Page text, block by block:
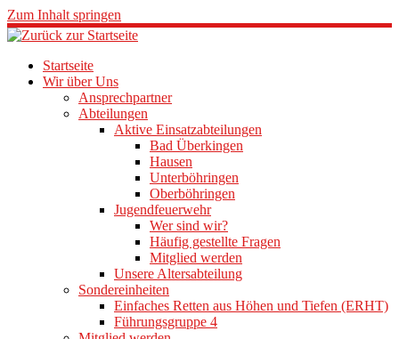
Zum Inhalt springen
Startseite
Wir über Uns
Ansprechpartner
Abteilungen
Aktive Einsatzabteilungen
Bad Überkingen
Hausen
Unterböhringen
Oberböhringen
Jugendfeuerwehr
Wer sind wir?
Häufig gestellte Fragen
Mitglied werden
Unsere Altersabteilung
Sondereinheiten
Einfaches Retten aus Höhen und Tiefen (ERHT)
Führungsgruppe 4